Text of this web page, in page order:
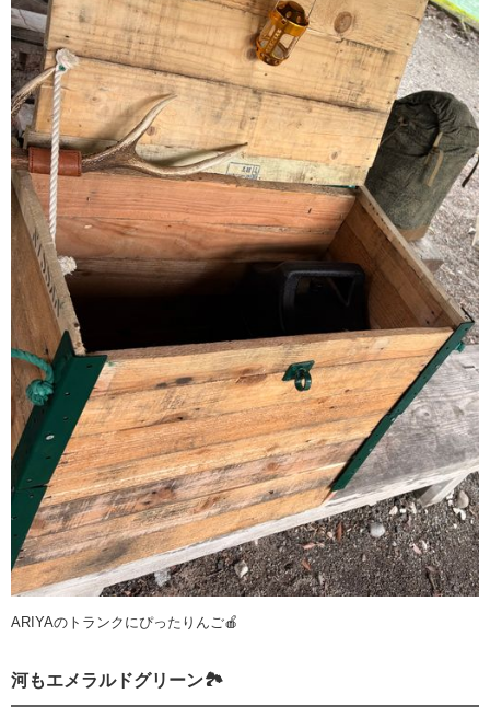
ARIYAのトランクにぴったりんご🍎
河もエメラルドグリーン🏞️